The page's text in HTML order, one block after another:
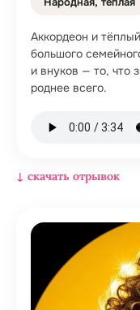
Аккордеон и
большого
и внуков — то, что
роднее всего.
↓ скачать отрывок